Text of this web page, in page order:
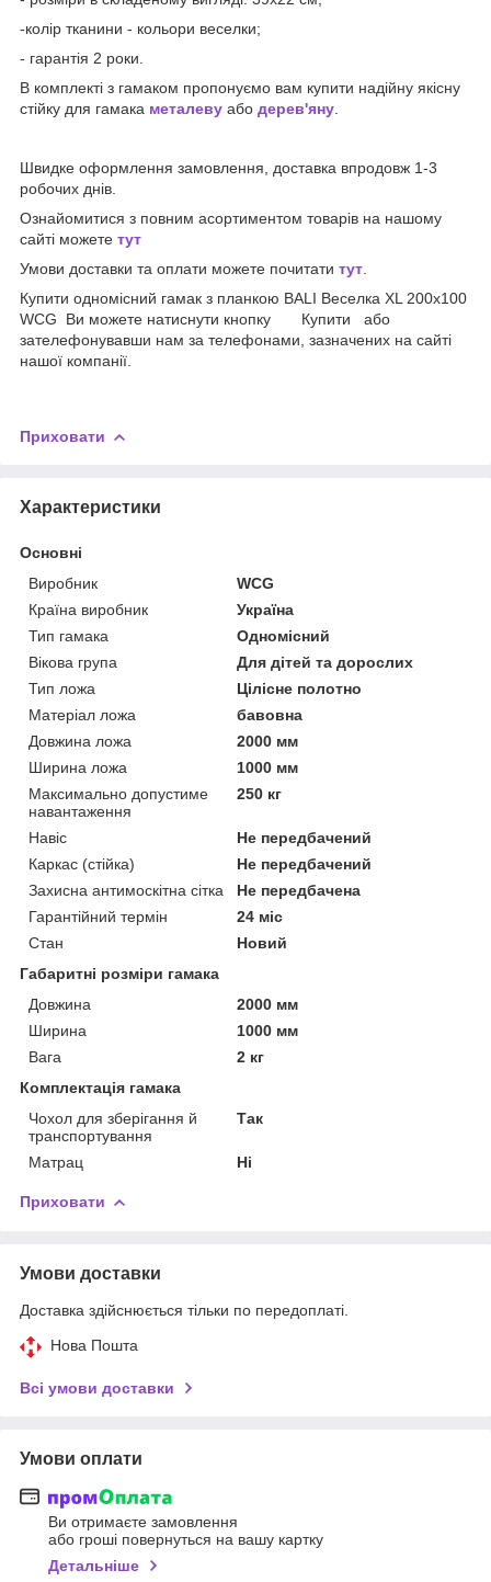
-колір тканини - кольори веселки;
- гарантія 2 роки.
В комплекті з гамаком пропонуємо вам купити надійну якісну
стійку для гамака металеву або дерев'яну
Швидке оформлення замовлення, доставка впродовж 1-3
робочих днів.
Ознайомитися з повним асортиментом товарів на нашому
сайті можете тут
Умови доставки та оплати можете почитати тут
Купити одномісний гамак з планкою BALI Веселка XL 200х100
WCG Ви можете натиснути кнопку Купити або
зателефонувавши нам за телефонами, зазначених на сайті
нашої компанії.
Приховати
Характеристики
Основні
Виробник
WCG
Країна виробник
Україна
Тип гамака
Одномісний
Вікова група
Для дітей та дорослих
Тип ложа
Цілісне полотно
Матеріал ложа
бавовна
Довжина ложа
2000 мм
Ширина ложа
1000 мм
Максимально допустиме
навантаження
250 кг
Навіс
Не передбачений
Каркас (стійка)
Не передбачений
Захисна антимоскітна сітка
Не передбачена
Гарантійний термін
24 міс
Стан
Новий
Габаритні розміри гамака
Довжина
2000 мм
Ширина
1000 мм
Вага
2 кг
Комплектація гамака
Чохол для зберігання й
транспортування
Так
Матрац Ні
Приховати
Умови доставки
Доставка здійснюється тільки по передоплаті.
Нова Пошта
Всі умови доставки
Умови оплати
Ви отримаєте замовлення
або гроші повернуться на вашу картку
Детальніше